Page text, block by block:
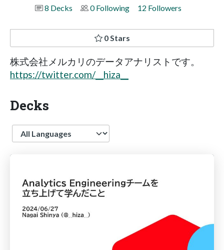
8 Decks
0 Following 12 Followers
0 Stars
株式会社メルカリのデータアナリストです。
https://twitter.com/__hiza__
Decks
Language